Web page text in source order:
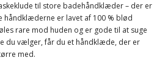
til store badehåndklæder – der er
håndklæderne er lavet af 100 % blød
rare mod huden og er gode til at suge
du vælger, får du et håndklæde, der er
med.